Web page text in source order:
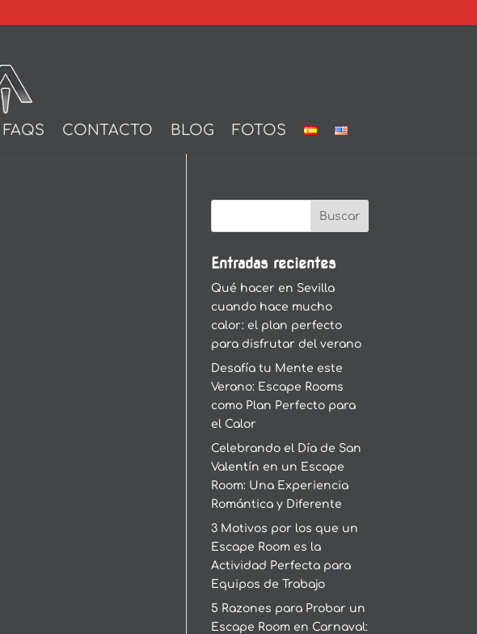
FAQS CONTACTO BLOG FOTOS
Entradas recientes
Qué hacer en Sevilla
cuando hace mucho
calor: el plan perfecto
para disfrutar del verano
Desafía tu Mente este
Verano: Escape Rooms
como Plan Perfecto para
el Calor
Celebrando el Día de San
Valentín en un Escape
Room: Una Experiencia
Romántica y Diferente
3 Motivos por los que un
Escape Room es la
Actividad Perfecta para
Equipos de Trabajo
5 Razones para Probar un
Escape Room en Carnaval: